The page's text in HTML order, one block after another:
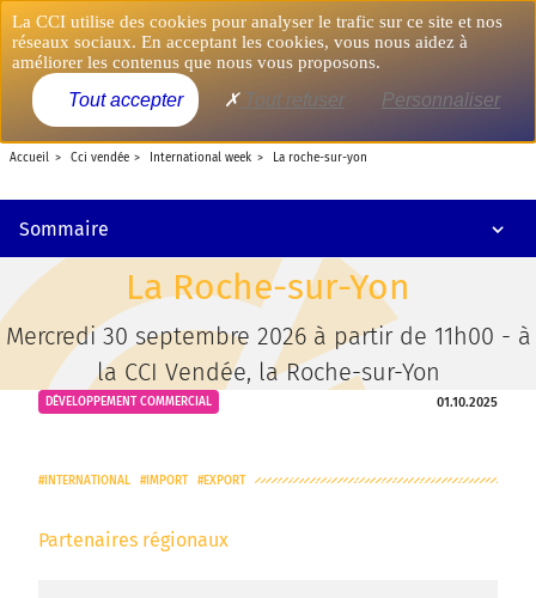
Aller
au
contenu
principal
MENU
accueil cci vendée international week la roche-sur-yon
Sommaire
International Week
La Roche-sur-Yon
Mercredi 30 septembre 2026 à partir de 11h00 - à
la CCI Vendée, la Roche-sur-Yon
DÉVELOPPEMENT COMMERCIAL 01.10.2025
INTERNATIONAL IMPORT EXPORT
Partenaires régionaux
Panneau de gestion des cookies
La CCI utilise des cookies pour analyser le trafic sur ce site et nos
réseaux sociaux. En acceptant les cookies, vous nous aidez à
améliorer les contenus que nous vous proposons.
Tout accepter Tout refuser Personnaliser